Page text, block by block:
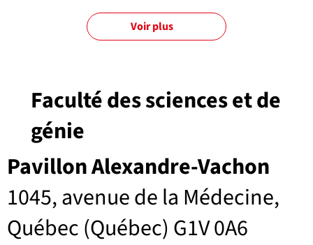
Voir plus
Pavillon Alexandre-Vachon
1045, avenue de la Médecine,
Québec (Québec) G1V 0A6
Faculté des sciences et de
génie